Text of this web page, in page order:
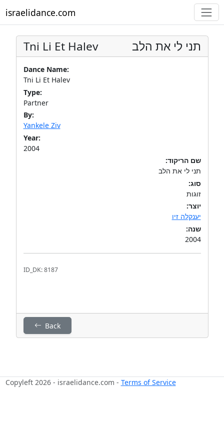
israelidance.com
Tni Li Et Halev תני לי את הלב
Dance Name:
Tni Li Et Halev
Type:
Partner
By:
Yankele Ziv
Year:
2004
שם הריקוד:
תני לי את הלב
סוג:
זוגות
יוצר:
יענקלה זיו
שנה:
2004
ID_DK: 8187
Back
Copyleft 2026 - israelidance.com - Terms of Service